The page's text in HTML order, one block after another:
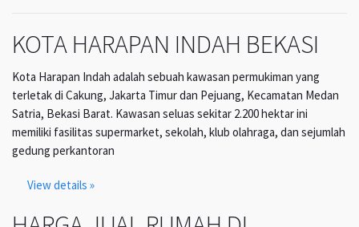
KOTA HARAPAN INDAH BEKASI
Kota Harapan Indah adalah sebuah kawasan permukiman yang
terletak di Cakung, Jakarta Timur dan Pejuang, Kecamatan Medan
Satria, Bekasi Barat. Kawasan seluas sekitar 2.200 hektar ini
memiliki fasilitas supermarket, sekolah, klub olahraga, dan sejumlah
gedung perkantoran
View details »